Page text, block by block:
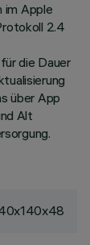
im Apple
2.4
die Dauer
über App
Alt